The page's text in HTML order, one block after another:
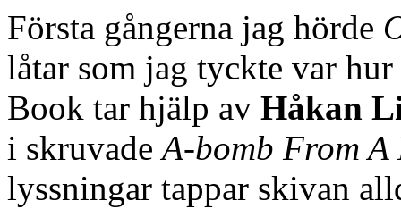
Första gångerna jag hörde
låtar som jag tyckte var
Book tar hjälp av Håkan
i skruvadeA-bomb From
lyssningar tappar skivan